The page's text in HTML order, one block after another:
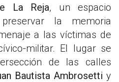
La Reja, un espacio
la memoria
a las víctimas de
militar. El lugar se
de las calles
Bautista Ambrosetti y